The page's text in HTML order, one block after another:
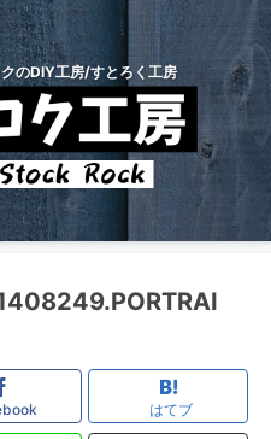
のDIY工房/すとろく工房
はてブ